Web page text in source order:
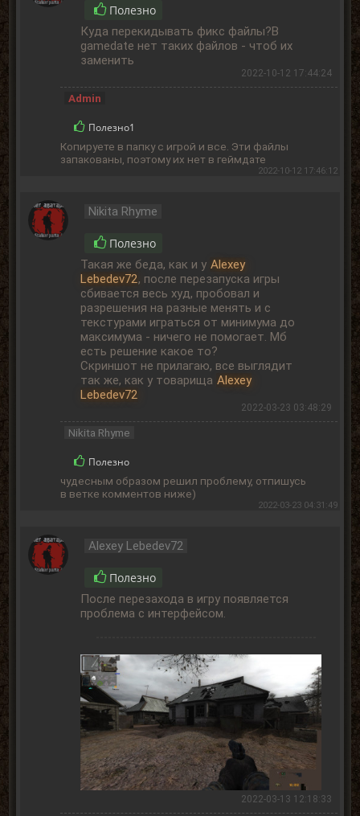
Полезно
Куда перекидывать фикс файлы?В
gamedate нет таких файлов - чтоб их
заменить
2022-10-12 17:44:24
Admin
Полезно1
Копируете в папку с игрой и все. Эти файлы
запакованы, поэтому их нет в геймдате
2022-10-12 17:46:12
Nikita Rhyme
Полезно
Такая же беда, как и у Alexey
Lebedev72, после перезапуска игры
сбивается весь худ, пробовал и
разрешения на разные менять и с
текстурами играться от минимума до
максимума - ничего не помогает. Мб
есть решение какое то?
Скриншот не прилагаю, все выглядит
так же, как у товарища Alexey
Lebedev72
2022-03-23 03:48:29
Nikita Rhyme
Полезно
чудесным образом решил проблему, отпишусь
в ветке комментов ниже)
2022-03-23 04:31:49
Alexey Lebedev72
Полезно
После перезахода в игру появляется
проблема с интерфейсом.
2022-03-13 12:18:33